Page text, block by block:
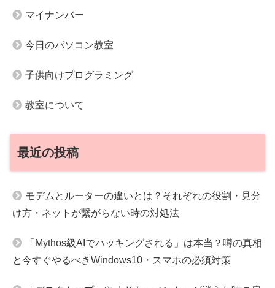
マイナンバー
今日のパソコン教室
子供向けプログラミング
教室について
最近の投稿
モデムとルーターの違いとは？それぞれの役割・見分
け方・ネットが繋がらない時の対処法
「Mythos級AIでハッキングされる」は本当？噂の真相
と今すぐやるべきWindows10・スマホの必須対策